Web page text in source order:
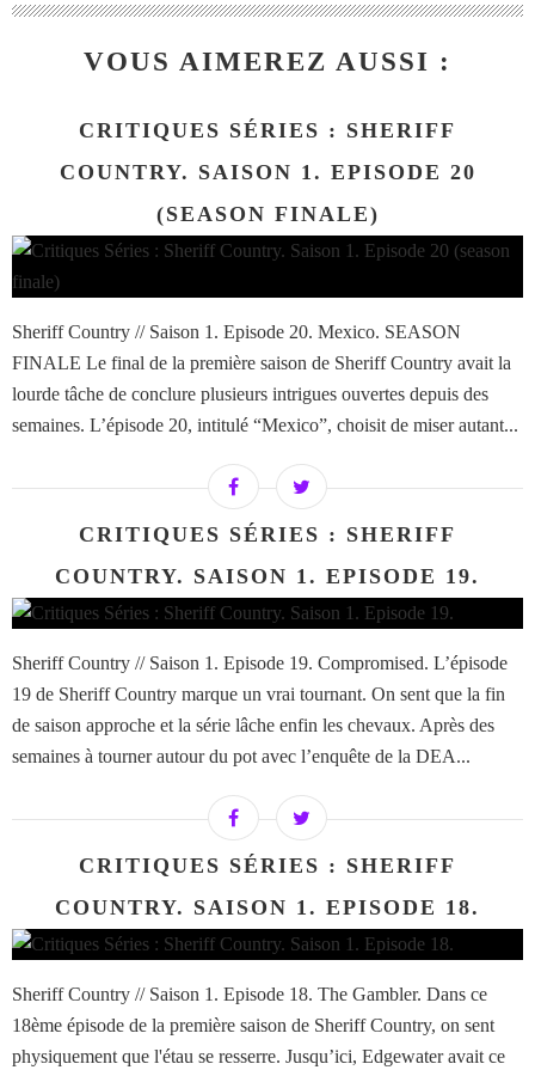
VOUS AIMEREZ AUSSI :
CRITIQUES SÉRIES : SHERIFF
COUNTRY. SAISON 1. EPISODE 20
(SEASON FINALE)
Sheriff Country // Saison 1. Episode 20. Mexico. SEASON
FINALE Le final de la première saison de Sheriff Country avait la
lourde tâche de conclure plusieurs intrigues ouvertes depuis des
semaines. L’épisode 20, intitulé “Mexico”, choisit de miser autant...
CRITIQUES SÉRIES : SHERIFF
COUNTRY. SAISON 1. EPISODE 19.
Sheriff Country // Saison 1. Episode 19. Compromised. L’épisode
19 de Sheriff Country marque un vrai tournant. On sent que la fin
de saison approche et la série lâche enfin les chevaux. Après des
semaines à tourner autour du pot avec l’enquête de la DEA...
CRITIQUES SÉRIES : SHERIFF
COUNTRY. SAISON 1. EPISODE 18.
Sheriff Country // Saison 1. Episode 18. The Gambler. Dans ce
18ème épisode de la première saison de Sheriff Country, on sent
physiquement que l'étau se resserre. Jusqu’ici, Edgewater avait ce